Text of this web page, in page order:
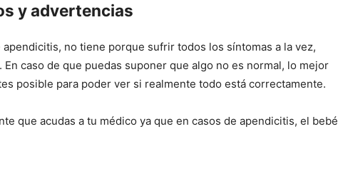
y advertencias
apendicitis, no tiene porque sufrir todos los síntomas a la vez,
caso de que puedas suponer que algo no es normal, lo mejor
posible para poder ver si realmente todo está correctamente.
que acudas a tu médico ya que en casos de apendicitis, el bebé